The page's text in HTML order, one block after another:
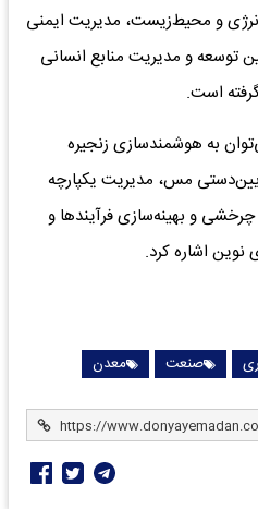
و محیط‌زیست، مدیریت ایمنی
توسعه و مدیریت منابع انسانی
است.
به هوشمندسازی زنجیره
مس، مدیریت یکپارچه
چرخشی و بهینه‌سازی فرآیندها و
نوین اشاره کرد.
صنعت معدن